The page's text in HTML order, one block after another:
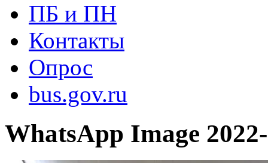
ПБ и ПН
Контакты
Опрос
bus.gov.ru
WhatsApp Image